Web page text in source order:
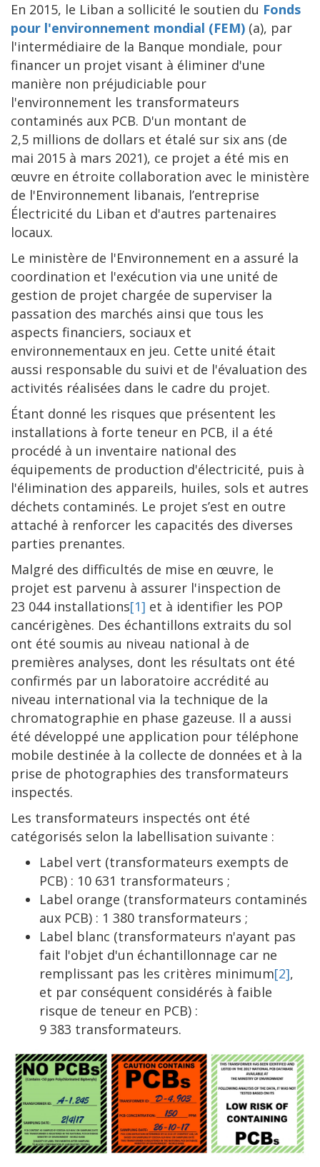
En 2015, le Liban a sollicité le soutien du Fonds
pour l'environnement mondial (FEM) (a), par
l'intermédiaire de la Banque mondiale, pour
financer un projet visant à éliminer d'une
manière non préjudiciable pour
l'environnement les transformateurs
contaminés aux PCB. D'un montant de
2,5 millions de dollars et étalé sur six ans (de
mai 2015 à mars 2021), ce projet a été mis en
œuvre en étroite collaboration avec le ministère
de l'Environnement libanais, l’entreprise
Électricité du Liban et d'autres partenaires
locaux.
Le ministère de l'Environnement en a assuré la
coordination et l'exécution via une unité de
gestion de projet chargée de superviser la
passation des marchés ainsi que tous les
aspects financiers, sociaux et
environnementaux en jeu. Cette unité était
aussi responsable du suivi et de l'évaluation des
activités réalisées dans le cadre du projet.
Étant donné les risques que présentent les
installations à forte teneur en PCB, il a été
procédé à un inventaire national des
équipements de production d'électricité, puis à
l'élimination des appareils, huiles, sols et autres
déchets contaminés. Le projet s’est en outre
attaché à renforcer les capacités des diverses
parties prenantes.
Malgré des difficultés de mise en œuvre, le
projet est parvenu à assurer l'inspection de
23 044 installations[1] et à identifier les POP
cancérigènes. Des échantillons extraits du sol
ont été soumis au niveau national à de
premières analyses, dont les résultats ont été
confirmés par un laboratoire accrédité au
niveau international via la technique de la
chromatographie en phase gazeuse. Il a aussi
été développé une application pour téléphone
mobile destinée à la collecte de données et à la
prise de photographies des transformateurs
inspectés.
Les transformateurs inspectés ont été
catégorisés selon la labellisation suivante :
Label vert (transformateurs exempts de
PCB) : 10 631 transformateurs ;
Label orange (transformateurs contaminés
aux PCB) : 1 380 transformateurs ;
Label blanc (transformateurs n'ayant pas
fait l'objet d'un échantillonnage car ne
remplissant pas les critères minimum[2],
et par conséquent considérés à faible
risque de teneur en PCB) :
9 383 transformateurs.